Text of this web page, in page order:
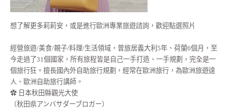
想了解更多莉莉安，或是進行歐洲專業旅遊諮詢，歡迎點選照片
經營旅遊/美食/親子/料理/生活領域，曾旅居義大利5年、荷蘭6個月，至
今走過了31個國家，所有旅程皆是自己一手打造、一手規劃，完全是一
個旅行狂。擅長國內外自助旅行規劃，經常在歐洲旅行，為歐洲旅遊達
人、歐洲自助旅行講師。
✿ 日本秋田縣觀光大使
（秋田県アンバサダーブロガー）